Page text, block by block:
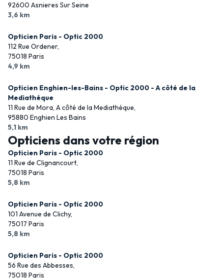
92600 Asnieres Sur Seine
3,6 km
Opticien Paris - Optic 2000
112 Rue Ordener,
75018 Paris
4,9 km
Opticien Enghien-les-Bains - Optic 2000 - A côté de la
Mediathéque
11 Rue de Mora, A côté de la Mediathéque,
95880 Enghien Les Bains
5,1 km
Opticiens dans votre région
Opticien Paris - Optic 2000
11 Rue de Clignancourt,
75018 Paris
5,8 km
Opticien Paris - Optic 2000
101 Avenue de Clichy,
75017 Paris
5,8 km
Opticien Paris - Optic 2000
56 Rue des Abbesses,
75018 Paris